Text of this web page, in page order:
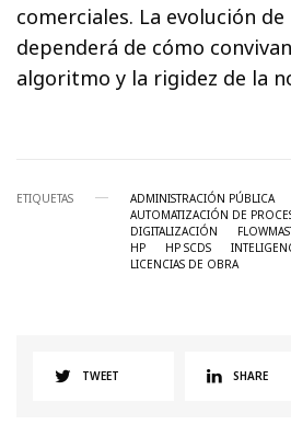
comerciales. La evolución
dependerá de cómo
algoritmo y la rigidez de la
ETIQUETAS
ADMINISTRACIÓN PÚBLICA
AUTOMATIZACIÓN DE
DIGITALIZACIÓN
HP
HP SCDS
LICENCIAS DE OBRA
TWEET SHARE